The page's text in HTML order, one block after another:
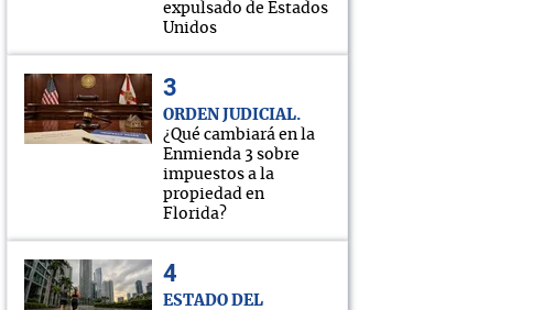
expulsado de Estados
Unidos
ORDEN JUDICIAL
¿Qué cambiará en la
Enmienda 3 sobre
impuestos a la
propiedad en
Florida?
ESTADO DEL